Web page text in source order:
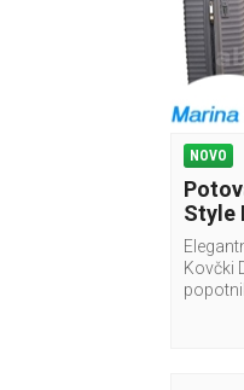
NOVO
Style
Kovčki